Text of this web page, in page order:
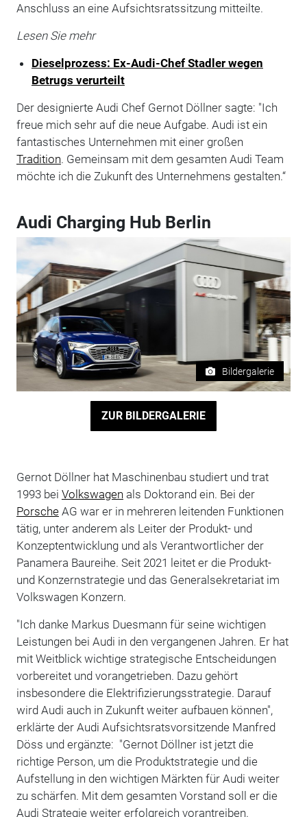
Anschluss an eine Aufsichtsratssitzung mitteilte.
Lesen Sie mehr
Dieselprozess: Ex-Audi-Chef Stadler wegen
Betrugs verurteilt
Der designierte Audi Chef Gernot Döllner sagte: "Ich
freue mich sehr auf die neue Aufgabe. Audi ist ein
fantastisches Unternehmen mit einer großen
Tradition. Gemeinsam mit dem gesamten Audi Team
möchte ich die Zukunft des Unternehmens gestalten.“
Audi Charging Hub Berlin
Bildergalerie
ZUR BILDERGALERIE
Gernot Döllner hat Maschinenbau studiert und trat
1993 bei Volkswagen als Doktorand ein. Bei der
PorscheAG war er in mehreren leitenden Funktionen
tätig, unter anderem als Leiter der Produkt- und
Konzeptentwicklung und als Verantwortlicher der
Panamera Baureihe. Seit 2021 leitet er die Produkt-
und Konzernstrategie und das Generalsekretariat im
Volkswagen Konzern.
"Ich danke Markus Duesmann für seine wichtigen
Leistungen bei Audi in den vergangenen Jahren. Er hat
mit Weitblick wichtige strategische Entscheidungen
vorbereitet und vorangetrieben. Dazu gehört
insbesondere die Elektrifizierungsstrategie. Darauf
wird Audi auch in Zukunft weiter aufbauen können",
erklärte der Audi Aufsichtsratsvorsitzende Manfred
Döss und ergänzte: "Gernot Döllner ist jetzt die
richtige Person, um die Produktstrategie und die
Aufstellung in den wichtigen Märkten für Audi weiter
zu schärfen. Mit dem gesamten Vorstand soll er die
Audi Strategie weiter erfolgreich vorantreiben.